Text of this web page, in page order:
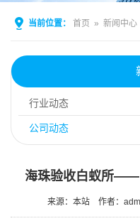
当前位置： 首页 » 新闻中心
行业动态
公司动态
海珠验收白蚁所——
来源：本站 作者：